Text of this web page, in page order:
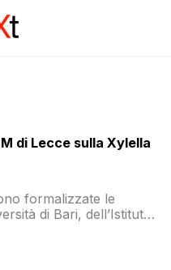
di Lecce sulla Xylella
formalizzate le
di Bari, dell’Istituto
e Formazione in
di essere i